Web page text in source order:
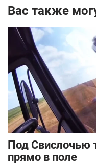
Вас также
Под Свислочью
прямо в поле